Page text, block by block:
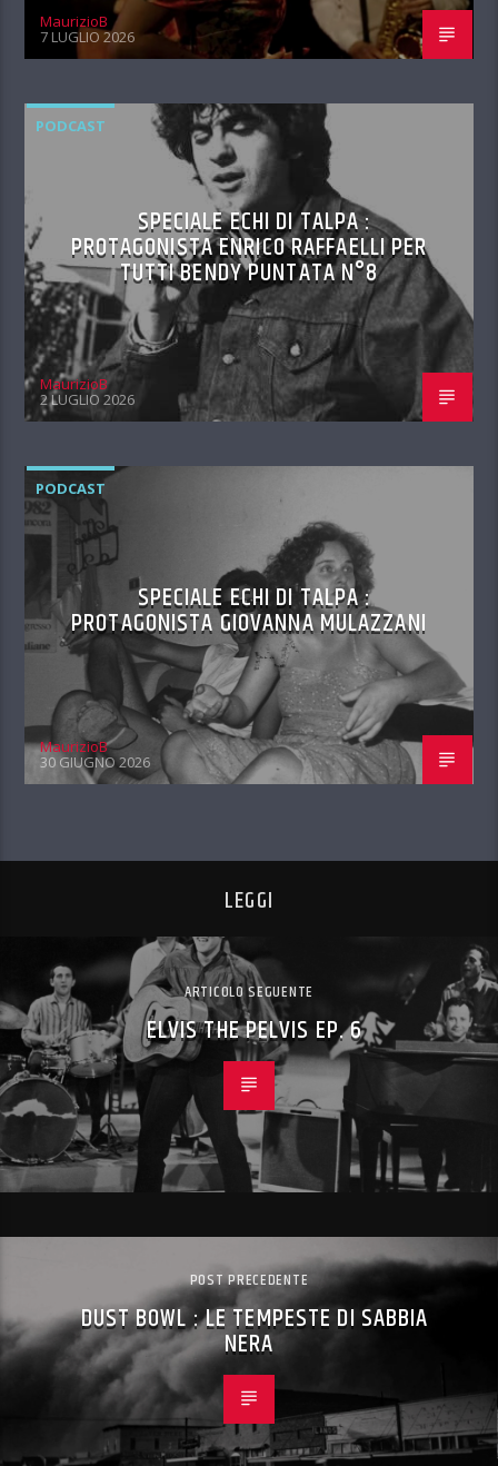
MaurizioB
7 LUGLIO 2026
PODCAST
SPECIALE ECHI DI TALPA :
PROTAGONISTA ENRICO RAFFAELLI PER
TUTTI BENDY PUNTATA N°8
MaurizioB
2 LUGLIO 2026
PODCAST
SPECIALE ECHI DI TALPA :
PROTAGONISTA GIOVANNA MULAZZANI
MaurizioB
30 GIUGNO 2026
LEGGI
ARTICOLO SEGUENTE
ELVIS THE PELVIS EP. 6
POST PRECEDENTE
DUST BOWL : LE TEMPESTE DI SABBIA
NERA